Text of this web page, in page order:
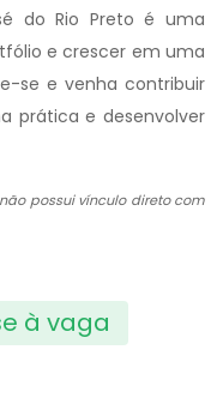
do Rio Preto é uma
e crescer em uma
se e venha contribuir
prática e desenvolver
possui vínculo direto com
à vaga